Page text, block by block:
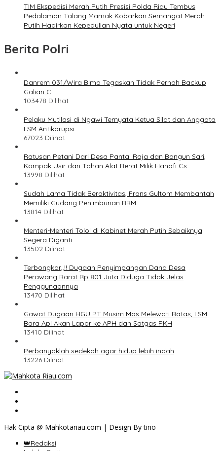
TIM Ekspedisi Merah Putih Presisi Polda Riau Tembus
Pedalaman Talang Mamak Kobarkan Semangat Merah
Putih Hadirkan Kepedulian Nyata untuk Negeri
Berita Polri
Danrem 031/Wira Bima Tegaskan Tidak Pernah Backup
Galian C
103478 Dilihat
Pelaku Mutilasi di Ngawi Ternyata Ketua Silat dan Anggota
LSM Antikorupsi
67023 Dilihat
Ratusan Petani Dari Desa Pantai Raja dan Bangun Sari,
Kompak Usir dan Tahan Alat Berat Milik Hanafi Cs.
13998 Dilihat
Sudah Lama Tidak Beraktivitas, Frans Gultom Membantah
Memiliki Gudang Penimbunan BBM
13814 Dilihat
Menteri-Menteri Tolol di Kabinet Merah Putih Sebaiknya
Segera Diganti
13502 Dilihat
Terbongkar,,!! Dugaan Penyimpangan Dana Desa
Perawang Barat Rp 801 Juta Diduga Tidak Jelas
Penggunaannya
13470 Dilihat
Gawat Dugaan HGU PT Musim Mas Melewati Batas, LSM
Bara Api Akan Lapor ke APH dan Satgas PKH
13410 Dilihat
Perbanyaklah sedekah agar hidup lebih indah
13226 Dilihat
Hak Cipta @ Mahkotariau.com | Design By tino
👑Redaksi